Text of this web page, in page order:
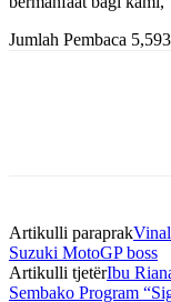
Jumlah Pembaca 5,593
Artikulli paraprak
Suzuki MotoGP boss
Artikulli tjetërIbu
Sembako Program